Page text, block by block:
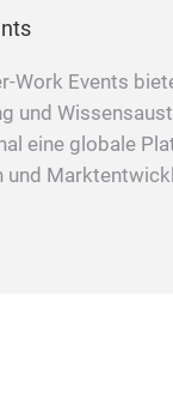
Work Events
und
eine globale
und